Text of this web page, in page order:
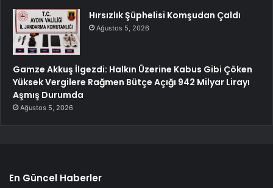
Hırsızlık Şüphelisi Komşudan Çaldı
Ağustos 5, 2026
Gamze Akkuş İlgezdi: Halkın Üzerine Kabus Gibi Çöken
Yüksek Vergilere Rağmen Bütçe Açığı 942 Milyar Lirayı
Aşmış Durumda
Ağustos 5, 2026
En Güncel Haberler